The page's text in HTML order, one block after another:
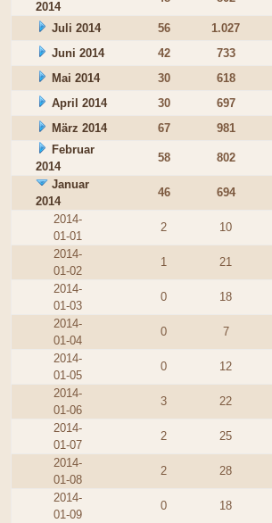
2014
Juli 2014 56 1.027
Juni 2014
42 733
Mai 2014
30 618
April 2014
30 697
März 2014
67 981
Februar
2014
58 802
Januar
2014
46 694
2014-
01-01
2 10
2014-
01-02
1 21
2014-
01-03
0 18
2014-
01-04
0 7
2014-
01-05
0 12
2014-
01-06
3 22
2014-
01-07
2 25
2014-
01-08
2 28
2014-
01-09
0 18